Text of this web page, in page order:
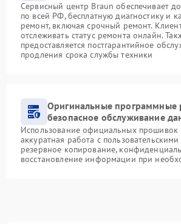
Сервисный центр Braun обеспечивает
по всей РФ, бесплатную диагностику и
ремонт, включая срочный ремонт.
отслеживать статус ремонта онлайн.
предоставляется постгарантийное
продления срока службы техники
Оригинальные программные
безопасное обслуживание
Использование официальных прошивок
аккуратная работа с
резервное копирование,
восстановление информации при